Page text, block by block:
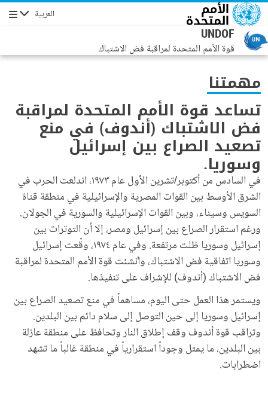
تجاوز إلى المحتوى الرئيسي العربية التنقل
UNDOF
قوة الأمم المتحدة لمراقبة فض الاشتباك
مهمتنا
تساعد قوة الأمم المتحدة لمراقبة
فض الاشتباك (أندوف) في منع
تصعيد الصراع بين إسرائيل
وسوريا.
في السادس من أكتوبر/تشرين الأول عام ١٩٧٣، اندلعت الحرب في
الشرق الأوسط بين القوات المصرية والإسرائيلية في منطقة قناة
السويس وسيناء، وبين القوات الإسرائيلية والسورية في الجولان.
ورغم استقرار الصراع بين إسرائيل ومصر، إلا أن التوترات بين
إسرائيل وسوريا ظلت مرتفعة. وفي عام ١٩٧٤، وقّعت إسرائيل
وسوريا اتفاقية فض الاشتباك، وأُنشئت قوة الأمم المتحدة لمراقبة
فض الاشتباك (أندوف) للإشراف على تنفيذها.
ويستمر هذا العمل حتى اليوم، مساهماً في منع تصعيد الصراع بين
إسرائيل وسوريا إلى حين التوصل إلى سلام دائم بين البلدين.
وتراقب قوة أندوف وقف إطلاق النار وتحافظ على منطقة عازلة
بين البلدين، ما يمثل وجوداً استقرارياً في منطقة غالباً ما تشهد
اضطرابات.